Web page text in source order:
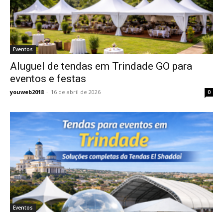
Eventos
Aluguel de tendas em Trindade GO para
eventos e festas
youweb2018 - 16 de abril de 2026 0
Eventos